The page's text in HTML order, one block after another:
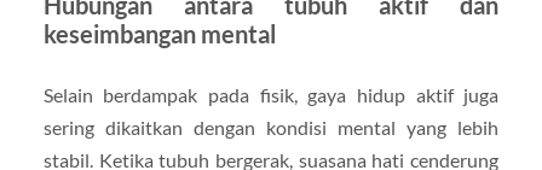
keseimbangan mental
Selain berdampak pada fisik, gaya hidup aktif juga
sering dikaitkan dengan kondisi mental yang lebih
stabil. Ketika tubuh bergerak, suasana hati cenderung